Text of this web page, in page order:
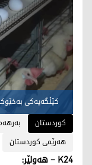
کێڵگەیەکی
کوردستان
هەرێمی کوردستان
K24 – هەولێر: